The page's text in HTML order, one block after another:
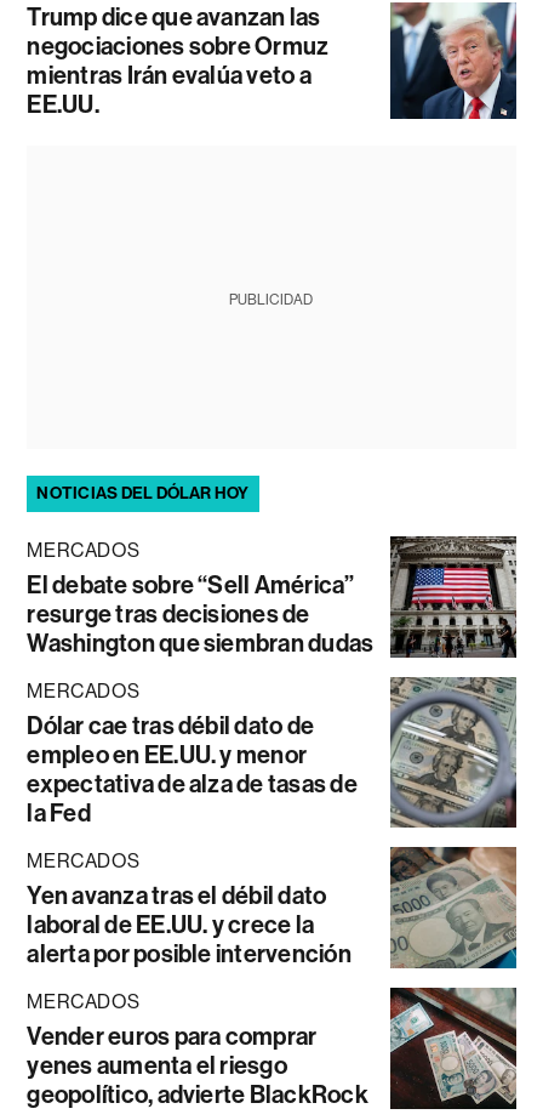
Trump dice que avanzan las
negociaciones sobre Ormuz
mientras Irán evalúa veto a
EE.UU.
PUBLICIDAD
NOTICIAS DEL DÓLAR HOY
MERCADOS
El debate sobre “Sell América”
resurge tras decisiones de
Washington que siembran dudas
MERCADOS
Dólar cae tras débil dato de
empleo en EE.UU. y menor
expectativa de alza de tasas de
la Fed
MERCADOS
Yen avanza tras el débil dato
laboral de EE.UU. y crece la
alerta por posible intervención
MERCADOS
Vender euros para comprar
yenes aumenta el riesgo
geopolítico, advierte BlackRock